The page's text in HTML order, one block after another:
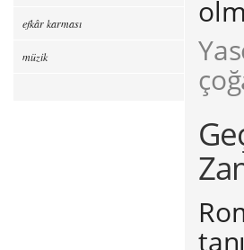
efkâr karması
müzik